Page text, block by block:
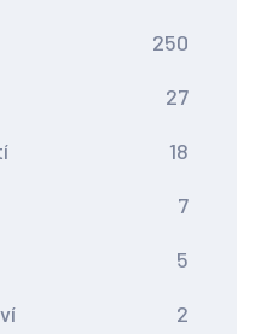
250
27
18
7
5
2